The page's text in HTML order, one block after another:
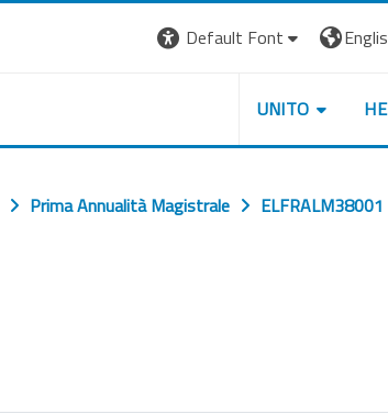
Default Font
UNITO
Prima Annualità Magistrale ELFRALM38001